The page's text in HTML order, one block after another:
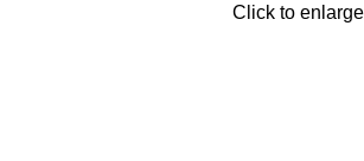
Click to enlarge